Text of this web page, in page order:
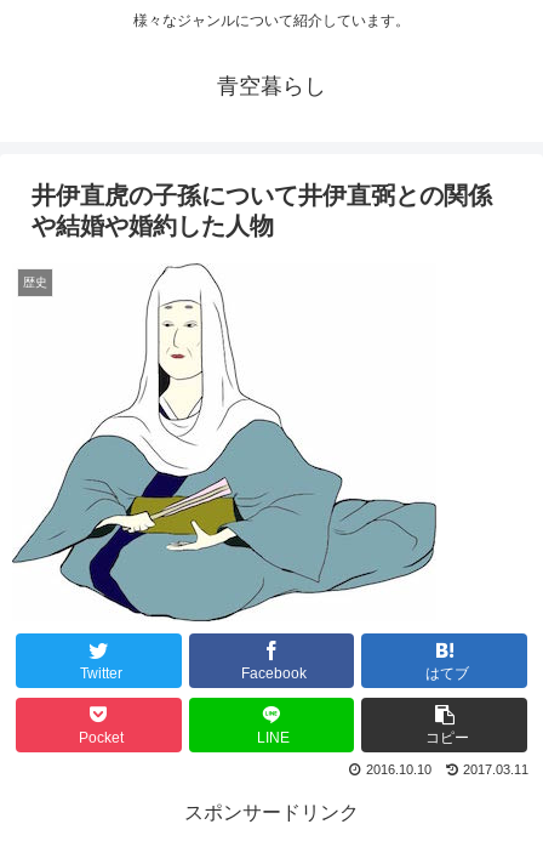
様々なジャンルについて紹介しています。
青空暮らし
井伊直虎の子孫について井伊直弼との関係
や結婚や婚約した人物
歴史
Twitter Facebook はてブ
Pocket LINE コピー
2017.03.11
2016.10.10
スポンサードリンク